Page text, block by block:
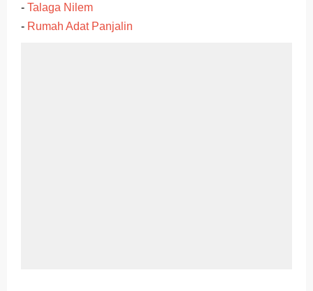
- Talaga Nilem
- Rumah Adat Panjalin